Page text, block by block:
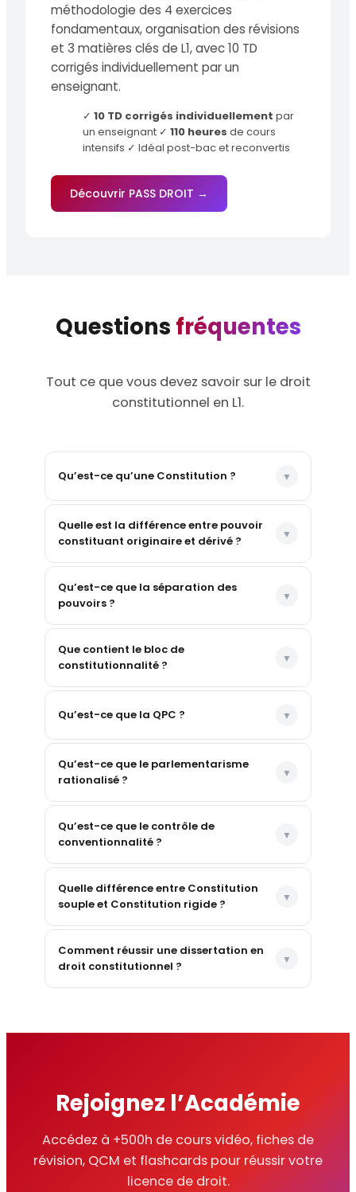
méthodologie des 4 exercices
fondamentaux, organisation des révisions
et 3 matières clés de L1, avec 10 TD
corrigés individuellement par un
enseignant.
✓ 10 TD corrigés individuellement par
un enseignant ✓ 110 heures de cours
intensifs ✓ Idéal post-bac et reconvertis
Découvrir PASS DROIT →
Questions fréquentes
Tout ce que vous devez savoir sur le droit
constitutionnel en L1.
Qu’est-ce qu’une Constitution ?
Quelle est la différence entre pouvoir
constituant originaire et dérivé ?
Qu’est-ce que la séparation des
pouvoirs ?
Que contient le bloc de
constitutionnalité ?
Qu’est-ce que la QPC ?
Qu’est-ce que le parlementarisme
rationalisé ?
Qu’est-ce que le contrôle de
conventionnalité ?
Quelle différence entre Constitution
souple et Constitution rigide ?
Comment réussir une dissertation en
droit constitutionnel ?
Rejoignez l’Académie
Accédez à +500h de cours vidéo, fiches de
révision, QCM et flashcards pour réussir votre
licence de droit.